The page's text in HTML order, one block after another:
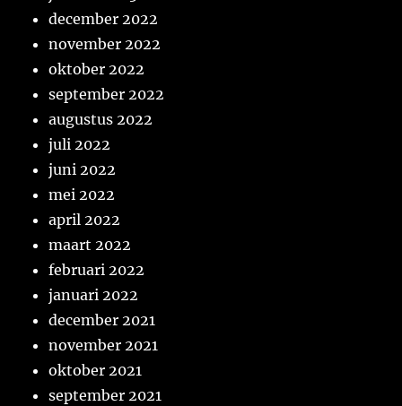
december 2022
november 2022
oktober 2022
september 2022
augustus 2022
juli 2022
juni 2022
mei 2022
april 2022
maart 2022
februari 2022
januari 2022
december 2021
november 2021
oktober 2021
september 2021